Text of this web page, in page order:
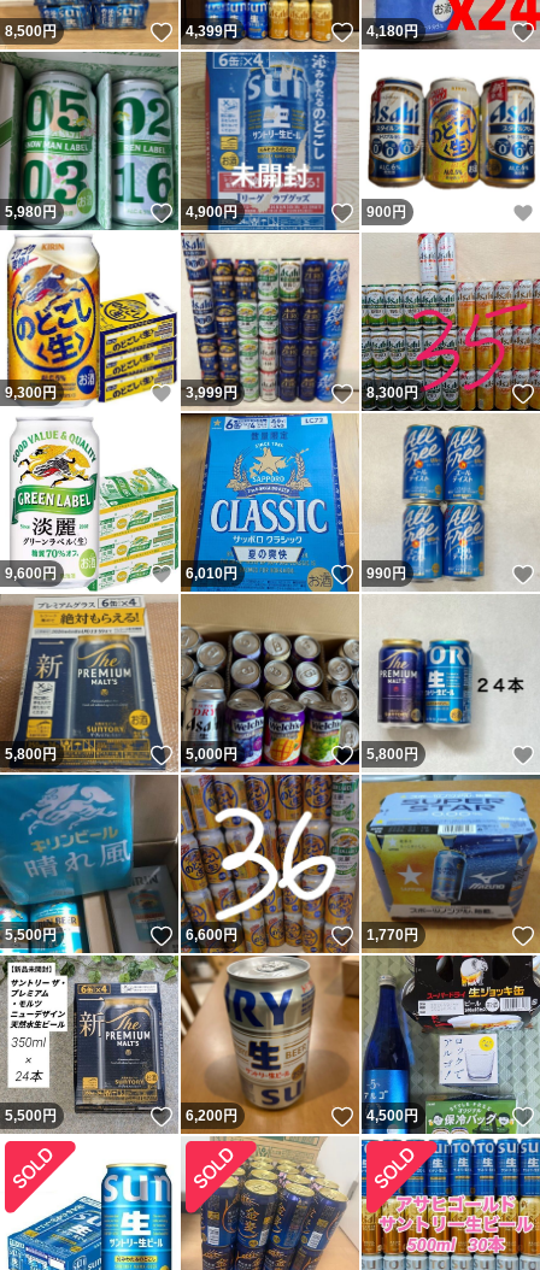
8,500円 いいね！
4,399円 いいね！
4,180円
5,980円 いいね！
4,900円 いいね！
900 円
9,300円 いいね！
3,999円 いいね！
8,300円
9,600円 いいね！
6,010円 いいね！
990円
5,800円 いいね！
5,000円 いいね！
5,800円
5,500円 いいね！
6,600円 いいね！
1,770円
5,500円 いいね！
6,200円 いいね！
4,500円